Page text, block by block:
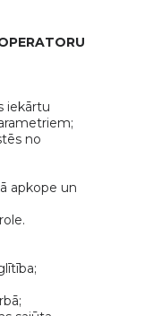
iekārtu
no
apkope un